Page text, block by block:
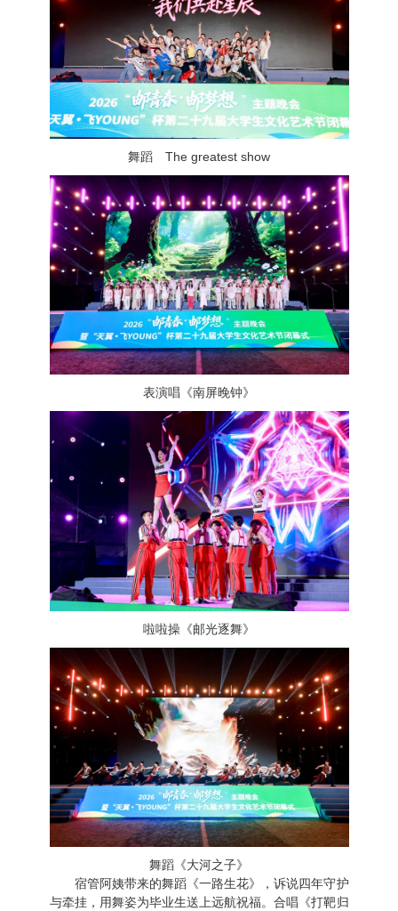
舞蹈 The greatest show
表演唱《南屏晚钟》
啦啦操《邮光逐舞》
舞蹈《大河之子》
宿管阿姨带来的舞蹈《一路生花》，诉说四年守护
与牵挂，用舞姿为毕业生送上远航祝福。合唱《打靶归